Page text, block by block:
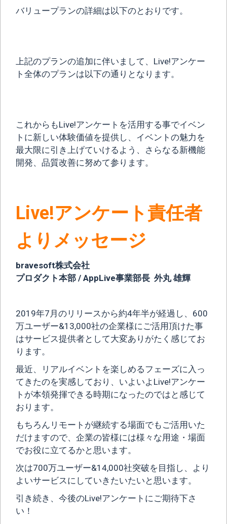
バリュープランの詳細は以下のとおりです。
上記のプランの追加に伴いまして、Live!アンケー
ト全体のプランは以下の通りとなります。
これからもLive!アンケートを活用する事でイベン
トに新しい体験価値を提供し、イベントの魅力を
最大限に引き上げていけるよう、さらなる新機能
開発、品質改善に努めて参ります。
Live!アンケート責任者
よりメッセージ
bravesoft株式会社
プロダクト本部 / AppLive事業部長 外丸 雄輝
2019年7月のリリースから約4年半が経過し、600
万ユーザー&13,000社の企業様にご活用頂けた事
はサービス提供者として大変ありがたく感じてお
ります。
最近、リアルイベントを楽しめるフェーズに入っ
てきたのを実感しており、いよいよLive!アンケー
トが本領発揮できる時期になったのではと感じて
おります。
もちろんリモートが継続する場面でもご活用いた
だけますので、企業の皆様には様々な用途・場面
でお役に立てるかと思います。
次は700万ユーザー&14,000社突破を目指し、より
よいサービスにしていきたいたいと思います。
引き続き、今後のLive!アンケートにご期待下さ
い！